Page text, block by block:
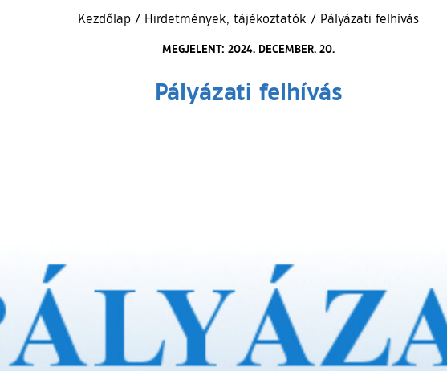
Kezdőlap / Hirdetmények, tájékoztatók / Pályázati felhívás
MEGJELENT: 2024. DECEMBER. 20.
Pályázati felhívás